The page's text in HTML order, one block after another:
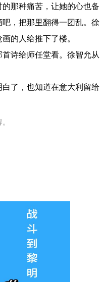
那种痛苦，让她的心也备
，把那里翻得一团乱。徐
的人给推下了楼。
诗给师任堂看。徐智允从
了，也知道在意大利留给